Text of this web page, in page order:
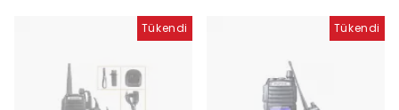
Tükendi Tükendi